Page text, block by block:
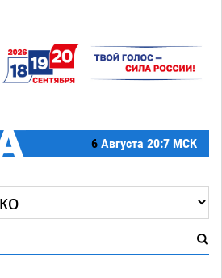
6 Августа 20:7 МСК